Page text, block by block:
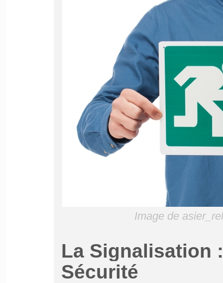
Image de
La Signalisation
Sécurité